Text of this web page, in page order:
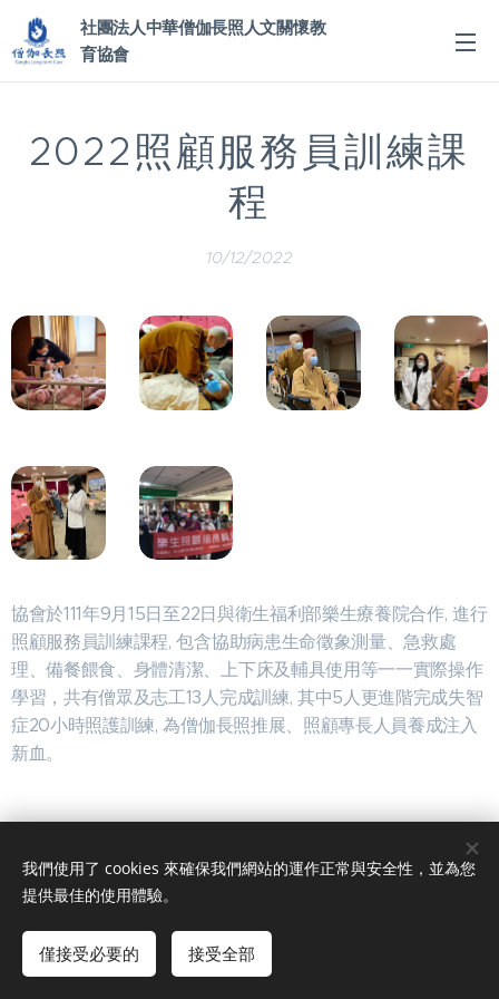
社團法人中華僧伽長照人文關懷教
育協會
2022照顧服務員訓練課
程
10/12/2022
協會於111年9月15日至22日與衛生福利部樂生療養院合作, 進行
照顧服務員訓練課程, 包含協助病患生命徵象測量、急救處
理、備餐餵食、身體清潔、上下床及輔具使用等一一實際操作
學習，共有僧眾及志工13人完成訓練, 其中5人更進階完成失智
症20小時照護訓練, 為僧伽長照推展、照顧專長人員養成注入
新血。
版權所有@社團法人中華僧伽長照人文關懷教育協會
Languages
中文 (繁體)
我們使用了 cookies 來確保我們網站的運作正常與安全性，並為您
提供最佳的使用體驗。
僅接受必要的 接受全部